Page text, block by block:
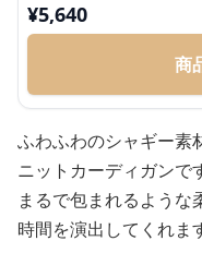
¥5,640
商
ふわふわのシャギー素
ニットカーディガンで
まるで包まれるような
時間を演出してくれま